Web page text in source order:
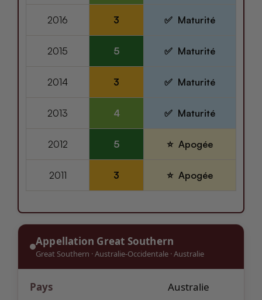
2016 3 Maturité
2015 5 Maturité
2014 3 Maturité
2013 4 Maturité
2012 5 Apogée
2011 3 Apogée
Appellation Great Southern
Great Southern ·Australie-Occidentale ·Australie
Pays
Australie